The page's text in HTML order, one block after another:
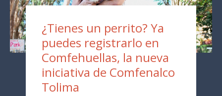
¿Tienes un perrito? Ya
puedes registrarlo en
Comfehuellas, la nueva
iniciativa de Comfenalco
Tolima